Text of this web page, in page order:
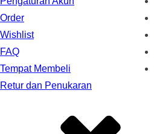
Order
Wishlist
FAQ
Tempat Membeli
Retur dan Penukaran